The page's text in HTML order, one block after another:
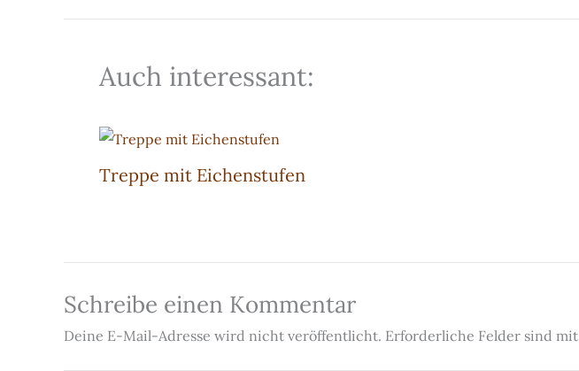
Auch interessant:
Treppe mit Eichenstufen
Schreibe einen Kommentar
Deine E-Mail-Adresse wird nicht veröffentlicht. Erforderliche Felder sind mit